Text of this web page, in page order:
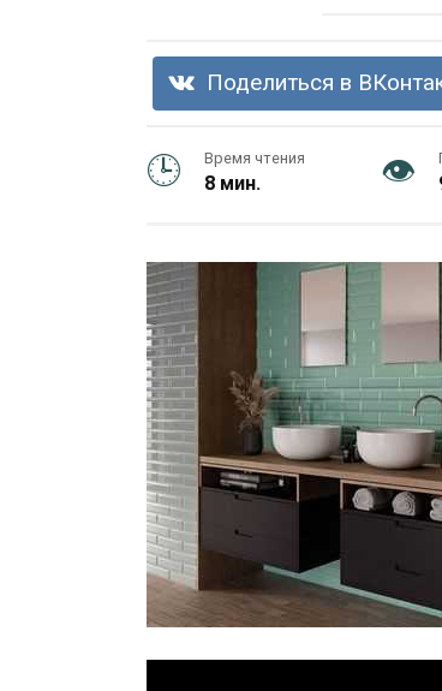
Поделиться в
Время чтения
8 мин.